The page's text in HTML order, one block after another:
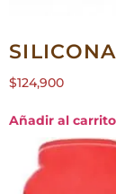
$124,900
Añadir al carrito